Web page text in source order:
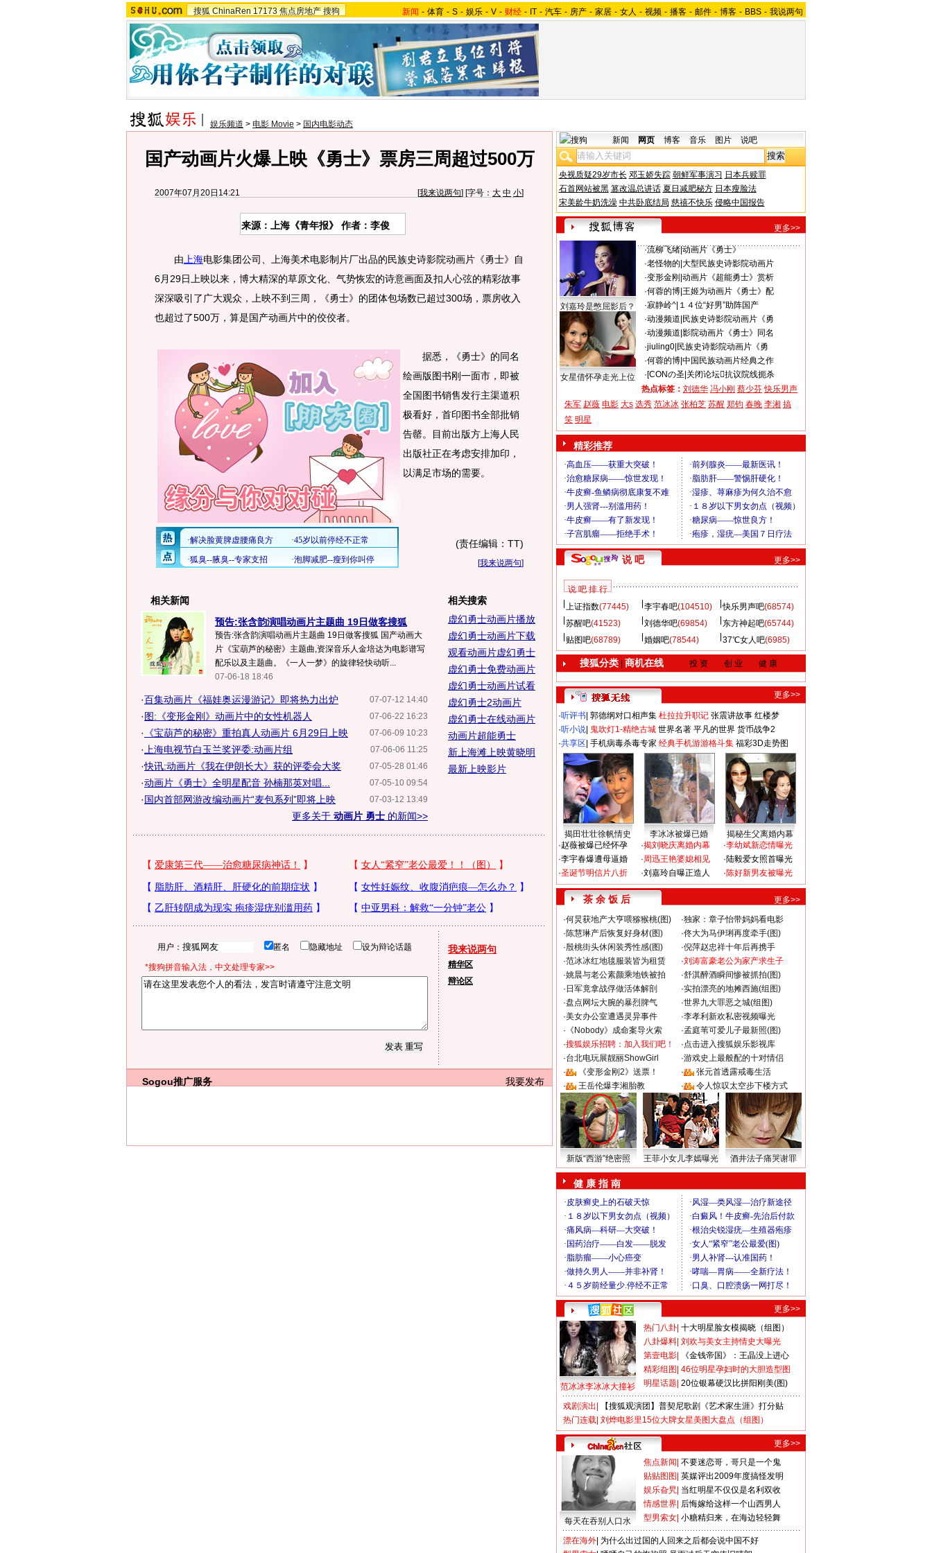
搜狐 ChinaRen 17173 焦点房地产 搜狗 新闻 - 体育 - S - 娱乐 - V - 财经 - IT - 汽车 - 房产 - 家居 - 女人 - 视频 - 播客 - 邮件 - 博客 - BBS - 我说两句
娱乐频道 > 电影 Movie > 国内电影动态
国产动画片火爆上映《勇士》票房三周超过500万
2007年07月20日14:21 [我来说两句] [字号： 大 中 小]
来源：上海《青年报》 作者：李俊
由 上海电影集团公司、上海美术电影制片厂出品的民族史诗影院动画片《勇士》自
6月29日上映以来，博大精深的草原文化、气势恢宏的诗意画面及扣人心弦的精彩故事
深深吸引了广大观众，上映不到三周，《勇士》的团体包场数已超过300场，票房收入
也超过了500万，算是国产动画片中的佼佼者。
据悉，《勇士》的同名
绘画版图书刚一面市，即被
全国图书销售发行主渠道积
极看好，首印图书全部批销
告罄。目前出版方上海人民
出版社正在考虑安排加印，
以满足市场的需要。
(责任编辑：TT)
[我来说两句]
相关新闻
预告:张含韵演唱动画片主题曲 19日做客搜狐
预告:张含韵演唱动画片主题曲 19日做客搜狐 国产动画大
片《宝葫芦的秘密》主题曲,资深音乐人金培达为电影谱写
配乐以及主题曲。《一人一梦》的旋律轻快动听...
07-06-18 18:46
07-07-12 14:40
·百集动画片《福娃奥运漫游记》即将热力出炉
07-06-22 16:23
·图:《变形金刚》动画片中的女性机器人
07-06-09 10:23
· 《宝葫芦的秘密》重拍真人动画片 6月29日上映
07-06-06 11:25
· 上海电视节白玉兰奖评委:动画片组
07-05-28 01:46
·快讯:动画片《我在伊朗长大》获的评委会大奖
07-05-10 09:54
·动画片《勇士》全明星配音 孙楠那英对唱...
07-03-12 13:49
·国内首部网游改编动画片“麦包系列”即将上映
更多关于 动画片 勇士 的新闻>>
相关搜索
虚幻勇士动画片播放
虚幻勇士动画片下载
观看动画片虚幻勇士
虚幻勇士免费动画片
虚幻勇士动画片试看
虚幻勇士2动画片
虚幻勇士在线动画片
动画片超能勇士
新上海滩上映黄晓明
最新上映影片
用户： 匿名 隐藏地址 设为辩论话题
*搜狗拼音输入法，中文处理专家>>
我来说两句
精华区
辩论区
我要发布
Sogou推广服务
新闻 网页 博客 音乐 图片 说吧
央视质疑29岁市长 邓玉娇失踪 朝鲜军事演习 日本兵赎罪
石首网站被黑 篡改温总讲话 夏日减肥秘方 日本瘦脸法
宋美龄牛奶洗澡 中共卧底结局 慈禧不快乐 侵略中国报告
更多>>
刘嘉玲是憋屈影后？
女星借怀孕走光上位
·流柳飞绪| 动画片《勇士》
·老怪物的 大型民族史诗影院动画片
·变形金刚 动画片《超能勇士》赏析
·何蓉的博| 王姬为动画片《勇士》配
·寂静岭^| １４位“好男”助阵国产
·动漫频道 民族史诗影院动画片《勇
·动漫频道 影院动画片《勇士》同名
·jiuling0| 民族史诗影院动画片《勇
·何蓉的博| 中国民族动画片经典之作
·[CONの圣 关闭论坛抗议院线扼杀
热点标签： 刘德华 冯小刚 蔡少芬 快乐男声
朱军 赵薇 电影 大s 选秀 范冰冰 张柏芝 苏醒 郑钧 春晚 李湘 搞
笑 明星
精彩推荐
说 吧 更多>>
说 吧 排 行
上证指数(77445) 李宇春吧(104510) 快乐男声吧(68574)
苏醒吧(41523) 刘德华吧(69854) 东方神起吧(65744)
贴图吧(68789) 婚姻吧(78544) 37℃女人吧(6985)
搜狐分类| 商机在线 投 资 创 业 健 康
更多>>
·听评书 郭德纲对口相声集 杜拉拉升职记 张震讲故事 红楼梦
·听小说 鬼吹灯1-精绝古城 世界名著 平凡的世界 货币战争2
·共享区 手机病毒杀毒专家 经典手机游游格斗集 福彩3D走势图
揭田壮壮徐帆情史 李冰冰被爆已婚
揭秘生父离婚内幕
·赵薇被爆已经怀孕
·李宇春爆遭母逼婚
·圣诞节明信片八折
·揭刘晓庆离婚内幕
·周迅王艳婆媳相见
·刘嘉玲自曝正造人
·李幼斌新恋情曝光
·陆毅爱女照首曝光
·陈好新男友被曝光
茶 余 饭 后
更多>>
·何炅获地产大亨喂猕猴桃(图) ·独家：章子怡带妈妈看电影
·陈慧琳产后恢复好身材(图) ·佟大为马伊琍再度牵手(图)
·殷桃街头休闲装秀性感(图) ·倪萍赵忠祥十年后再携手
·范冰冰红地毯服装皆为租赁 ·刘涛富豪老公为家产求生子
·姚晨与老公素颜乘地铁被拍 ·舒淇醉酒瞬间惨被抓拍(图)
· 日军竟拿战俘做活体解剖 ·实拍漂亮的地摊西施(组图)
·盘点网坛大腕的暴烈脾气 ·世界九大罪恶之城(组图)
·美女办公室遭遇灵异事件 ·李孝利新欢私密视频曝光
· 《Nobody》成命案导火索 ·孟庭苇可爱儿子最新照(图)
·搜狐娱乐招聘：加入我们吧！ ·点击进入搜狐娱乐影视库
·台北电玩展靓丽ShowGirl ·游戏史上最般配的十对情侣
·
《变形金刚2》送票！ ·
张元首透露戒毒生活
·
王岳伦爆李湘胎教 · 令人惊叹太空步下楼方式
新版“西游”绝密照 王菲小女儿李嫣曝光 酒井法子痛哭谢罪
健 康 指 南
更多>>
范冰冰李冰冰大撞衫
热门八卦 十大明星脸女模揭晓（组图）
八卦爆料 刘欢与美女主持情史大曝光
第壹电影
《金钱帝国》：王晶没上进心
精彩组图 46位明星孕妇时的大胆造型图
明星话题 20位银幕硬汉比拼阳刚美(图)
戏剧演出
【搜狐观演团】普契尼歌剧《艺术家生涯》打分贴
热门连载 刘烨电影里15位大牌女星美图大盘点（组图）
更多>>
每天在吞别人口水
焦点新闻 不要迷恋哥，哥只是一个鬼
贴贴图图 英媒评出2009年度搞怪发明
娱乐旮旯 当红明星不仅仅是名利双收
情感世界 后悔嫁给这样一个山西男人
型男索女 小糖精归来，在海边轻轻舞
漂在海外 为什么出过国的人回来之后都会说中国不好